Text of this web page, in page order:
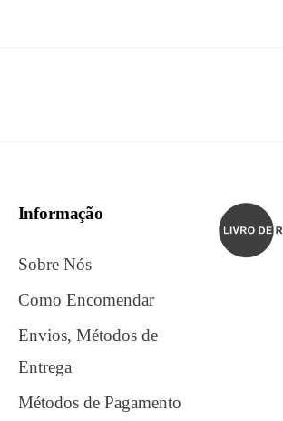
Informação
Sobre Nós
Como Encomendar
Envios, Métodos de
Entrega
Métodos de Pagamento